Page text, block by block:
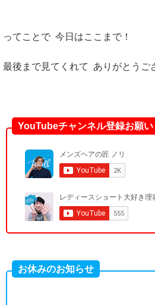
ってことで 今日はここまで！
最後まで見てくれて ありがとうご
YouTubeチャンネル登録お願い
お休みのお知らせ